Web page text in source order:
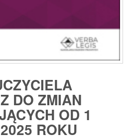
DO ZMIAN
OD 1
ROKU